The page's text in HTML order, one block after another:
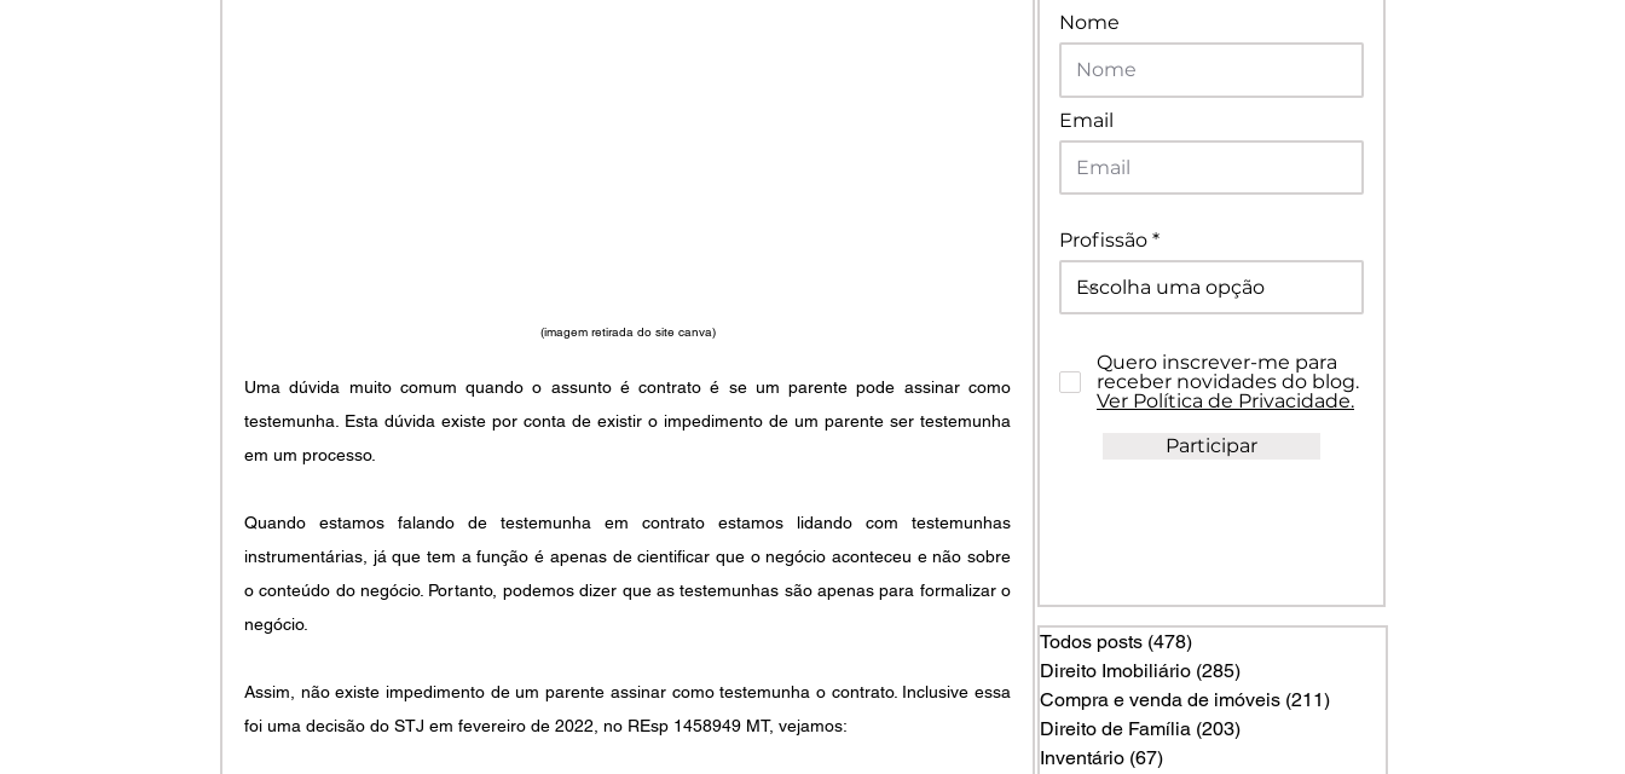
(imagem retirada do site canva)
Uma dúvida muito comum quando o assunto é contrato é se um parente pode assinar como
testemunha. Esta dúvida existe por conta de existir o impedimento de um parente ser testemunha
em um processo.
Quando estamos falando de testemunha em contrato estamos lidando com testemunhas
instrumentárias, já que tem a função é apenas de cientificar que o negócio aconteceu e não sobre
o conteúdo do negócio. Portanto, podemos dizer que as testemunhas são apenas para formalizar o
negócio.
Assim, não existe impedimento de um parente assinar como testemunha o contrato. Inclusive essa
foi uma decisão do STJ em fevereiro de 2022, no REsp 1458949 MT, vejamos:
Nome
Email
Profissão
Quero inscrever-me para
receber novidades do blog.
Ver Política de Privacidade.
Participar
Todos posts (478)
Direito Imobiliário (285)
Compra e venda de imóveis (211)
Direito de Família (203)
Inventário (67)